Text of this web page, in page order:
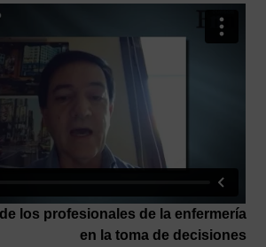
los profesionales de la enfermería
en la toma de decisiones